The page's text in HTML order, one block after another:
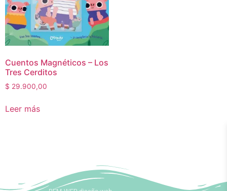
Cuentos Magnéticos – Los
Tres Cerditos
$ 29.900,00
Leer más